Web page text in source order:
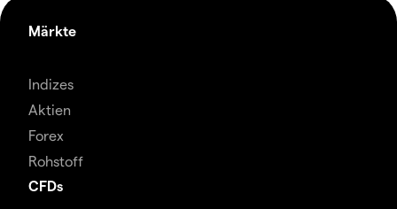
Märkte
Indizes
Aktien
Forex
Rohstoff
CFDs